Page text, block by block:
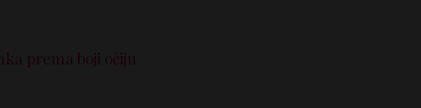
prema boji očiju